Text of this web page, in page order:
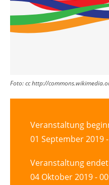
Foto:cc http://
Veranstaltung
01 September 2019
Veranstaltung endet
04 Oktober 2019 -